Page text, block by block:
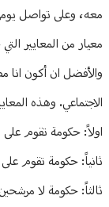
معه، وعلى تواصل
معيار من المعايير
والأفضل ان أكون انا
الاجتماعي. وهذه
اولاً: حكومة تقوم على
ثانياً: حكومة تقوم على
ثالثاً: حكومة لا مرشحين